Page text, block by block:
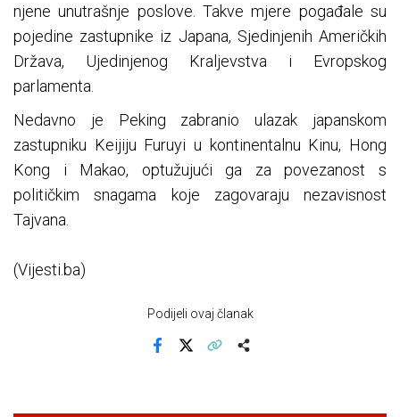
njene unutrašnje poslove. Takve mjere pogađale su
pojedine zastupnike iz Japana, Sjedinjenih Američkih
Država, Ujedinjenog Kraljevstva i Evropskog
parlamenta.
Nedavno je Peking zabranio ulazak japanskom
zastupniku Keijiju Furuyi u kontinentalnu Kinu, Hong
Kong i Makao, optužujući ga za povezanost s
političkim snagama koje zagovaraju nezavisnost
Tajvana.
(Vijesti.ba)
Podijeli ovaj članak